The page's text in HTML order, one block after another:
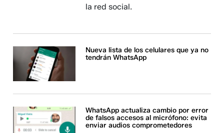
la red social.
Nueva lista de los celulares que ya no
tendrán WhatsApp
WhatsApp actualiza cambio por error
de falsos accesos al micrófono: evita
enviar audios comprometedores